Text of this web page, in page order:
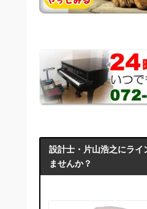
設計士・片山浩之にライ
ませんか？